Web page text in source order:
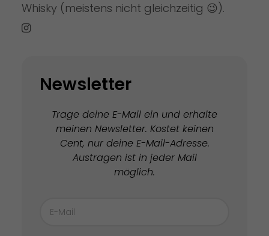
Whisky (meistens nicht gleichzeitig 😉).
Newsletter
Trage deine E-Mail ein und erhalte
meinen Newsletter. Kostet keinen
Cent, nur deine E-Mail-Adresse.
Austragen ist in jeder Mail
möglich.